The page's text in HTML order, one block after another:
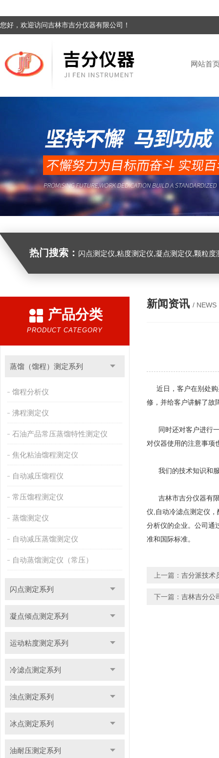
您好，欢迎访问吉林市吉分仪器有限公司！
网站首
热门搜索： 闪点测定仪,粘度测定仪,凝点测定仪,颗粒
产品分类
PRODUCT CATEGORY
蒸馏（馏程）测定系列
馏程分析仪
沸程测定仪
石油产品常压蒸馏特性测定仪
焦化粘油馏程测定仪
自动减压馏程仪
常压馏程测定仪
蒸馏测定仪
自动减压蒸馏测定仪
自动蒸馏测定仪（常压）
闪点测定系列
凝点倾点测定系列
运动粘度测定系列
冷滤点测定系列
浊点测定系列
冰点测定系列
油耐压测定系列
新闻资讯 / NEWS
近日，客户在别处购
修，并给客户讲解了故
同时还对客户进行一
对仪器使用的注意事项
我们的技术知识和
吉林市吉分仪器有限
仪,自动冷滤点测定仪
分析仪的企业。公司通
准和国际标准。
上一篇： 吉分派技术
下一篇： 吉林吉分公